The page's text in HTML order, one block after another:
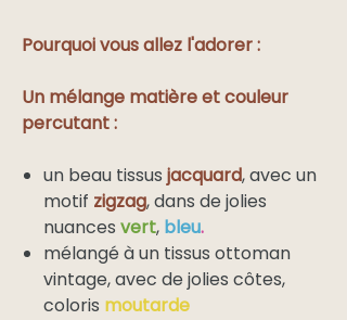
Pourquoi vous allez l'adorer :
Un mélange matière et couleur
percutant :
un beau tissus jacquard, avec un
motif zigzag, dans de jolies
nuances vert, bleu.
mélangé à un tissus ottoman
vintage, avec de jolies côtes,
coloris moutarde